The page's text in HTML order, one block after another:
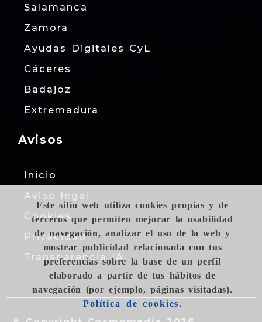
Este sitio web utiliza cookies propias y de
terceros que permiten mejorar la usabilidad
de navegación, analizar el uso de la web y
mostrar publicidad relacionada con tus
preferencias sobre la base de un perfil
elaborado a partir de tus hábitos de
navegación (por ejemplo, páginas visitadas).
Política de cookies.
Salamanca
Zamora
Ayudas Digitales CyL
Cáceres
Badajoz
Extremadura
Avisos
Inicio
Aviso legal
Cookies
Privacidad
Transparencia IA